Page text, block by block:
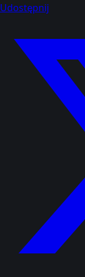
Udostępnij